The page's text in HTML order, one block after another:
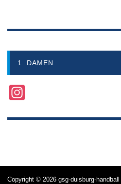
1. DAMEN
Copyright © 2026 gsg-duisburg-handball